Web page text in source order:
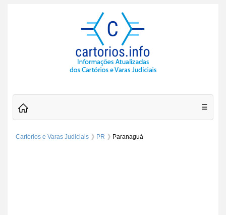
☰
Cartórios e Varas Judiciais PR Paranaguá